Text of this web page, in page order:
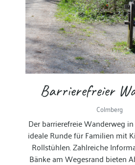
Barrierefreier
Colmberg
Der barrierefreie Wanderweg
ideale Runde für Familien mit
Rollstühlen. Zahlreiche
Bänke am Wegesrand bieten